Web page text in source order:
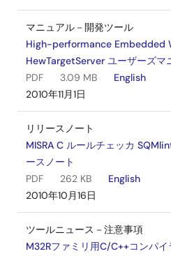
マニュアル－開発ツール
High-performance Embedded
HewTargetServer ユーザーズマ
PDF
3.09 MB
English
2010年11月1日
リリースノート
MISRA C ルールチェッカ
ースノート
PDF
262 KB
English
2010年10月16日
ツールニュース－注意事項
M32Rファミリ用C/C++コンパ